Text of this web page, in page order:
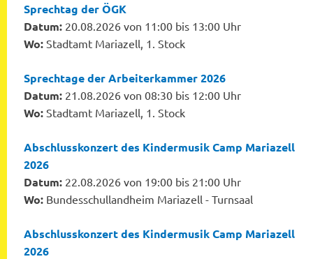
Sprechtag der ÖGK
Datum: 20.08.2026 von 11:00 bis 13:00 Uhr
Wo: Stadtamt Mariazell, 1. Stock
Sprechtage der Arbeiterkammer 2026
Datum: 21.08.2026 von 08:30 bis 12:00 Uhr
Wo: Stadtamt Mariazell, 1. Stock
Abschlusskonzert des Kindermusik Camp Mariazell
2026
Datum: 22.08.2026 von 19:00 bis 21:00 Uhr
Wo: Bundesschullandheim Mariazell - Turnsaal
Abschlusskonzert des Kindermusik Camp Mariazell
2026